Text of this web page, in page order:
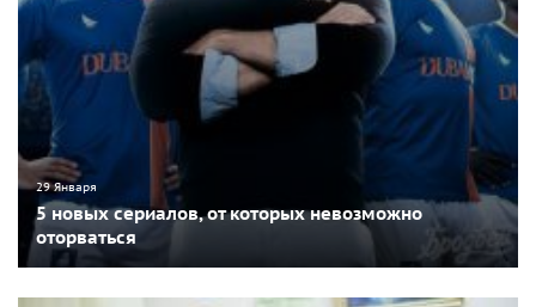
29 Января
5 новых сериалов, от которых невозможно
оторваться